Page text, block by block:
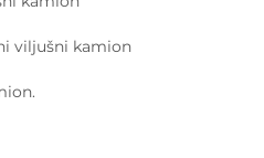
viljušni kamion